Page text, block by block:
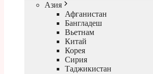
Азия
Афганистан
Бангладеш
Вьетнам
Китай
Корея
Сирия
Таджикистан